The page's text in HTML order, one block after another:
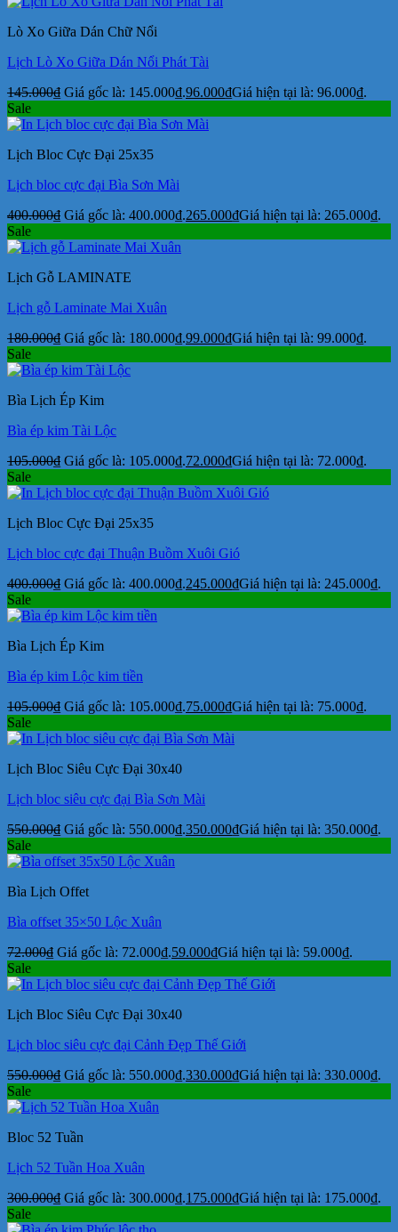
Lò Xo Giữa Dán Chữ Nổi
Lịch Lò Xo Giữa Dán Nổi Phát Tài
145.000₫ Giá gốc là: 145.000₫.96.000₫Giá hiện tại là: 96.000₫.
Sale
Lịch Bloc Cực Đại 25x35
Lịch bloc cực đại Bìa Sơn Mài
400.000₫ Giá gốc là: 400.000₫.265.000₫Giá hiện tại là: 265.000₫.
Sale
Lịch Gỗ LAMINATE
Lịch gỗ Laminate Mai Xuân
180.000₫ Giá gốc là: 180.000₫.99.000₫Giá hiện tại là: 99.000₫.
Sale
Bìa Lịch Ép Kim
Bìa ép kim Tài Lộc
105.000₫ Giá gốc là: 105.000₫.72.000₫Giá hiện tại là: 72.000₫.
Sale
Lịch Bloc Cực Đại 25x35
Lịch bloc cực đại Thuận Buồm Xuôi Gió
400.000₫ Giá gốc là: 400.000₫.245.000₫Giá hiện tại là: 245.000₫.
Sale
Bìa Lịch Ép Kim
Bìa ép kim Lộc kim tiền
105.000₫ Giá gốc là: 105.000₫.75.000₫Giá hiện tại là: 75.000₫.
Sale
Lịch Bloc Siêu Cực Đại 30x40
Lịch bloc siêu cực đại Bìa Sơn Mài
550.000₫ Giá gốc là: 550.000₫.350.000₫Giá hiện tại là: 350.000₫.
Sale
Bìa Lịch Offet
Bìa offset 35×50 Lộc Xuân
72.000₫ Giá gốc là: 72.000₫.59.000₫Giá hiện tại là: 59.000₫.
Sale
Lịch Bloc Siêu Cực Đại 30x40
Lịch bloc siêu cực đại Cảnh Đẹp Thế Giới
550.000₫ Giá gốc là: 550.000₫.330.000₫Giá hiện tại là: 330.000₫.
Sale
Bloc 52 Tuần
Lịch 52 Tuần Hoa Xuân
300.000₫ Giá gốc là: 300.000₫.175.000₫Giá hiện tại là: 175.000₫.
Sale